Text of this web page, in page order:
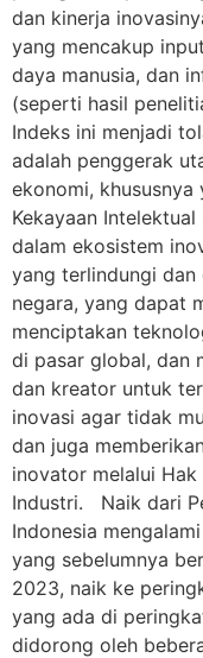
dan kinerja
yang mencakup
daya manusia, dan
(seperti hasil
Indeks ini menjadi
adalah penggerak
ekonomi, khususnya
Kekayaan
dalam ekosistem
yang terlindungi
negara, yang dapat
menciptakan
di pasar global, dan
dan kreator untuk
inovasi agar tidak
dan juga
inovator melalui Hak
Industri. Naik dari
Indonesia
yang sebelumnya
2023, naik ke
yang ada di
didorong oleh